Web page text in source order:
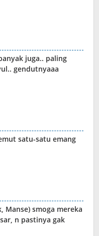
juga.. paling
gendutnyaaa
satu-satu emang
Manse) smoga mereka
n pastinya gak